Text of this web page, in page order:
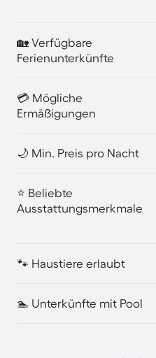
🏡 Verfügbare
Ferienunterkünfte
💳 Mögliche
Ermäßigungen
🌙 Min. Preis pro Nacht
⭐ Beliebte
Ausstattungsmerkmale
🐾 Haustiere erlaubt
🏊 Unterkünfte mit Pool